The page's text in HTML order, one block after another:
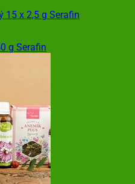
15 x 2,5 g Serafin